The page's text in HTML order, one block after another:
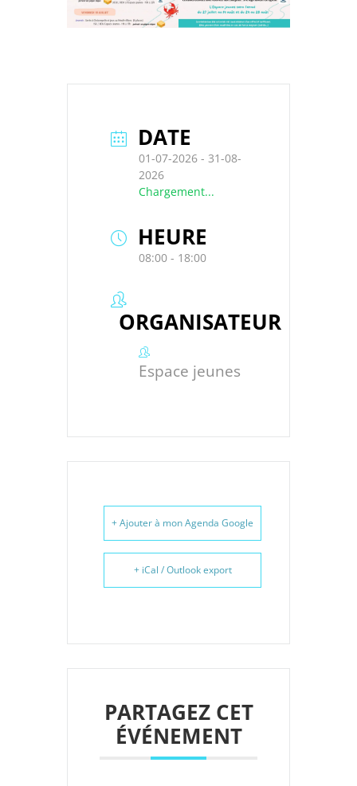
DATE
01-07-2026 - 31-08-
2026
Chargement...
HEURE
08:00 - 18:00
ORGANISATEUR
Espace jeunes
+ Ajouter à mon Agenda Google
+ iCal / Outlook export
PARTAGEZ CET
ÉVÉNEMENT